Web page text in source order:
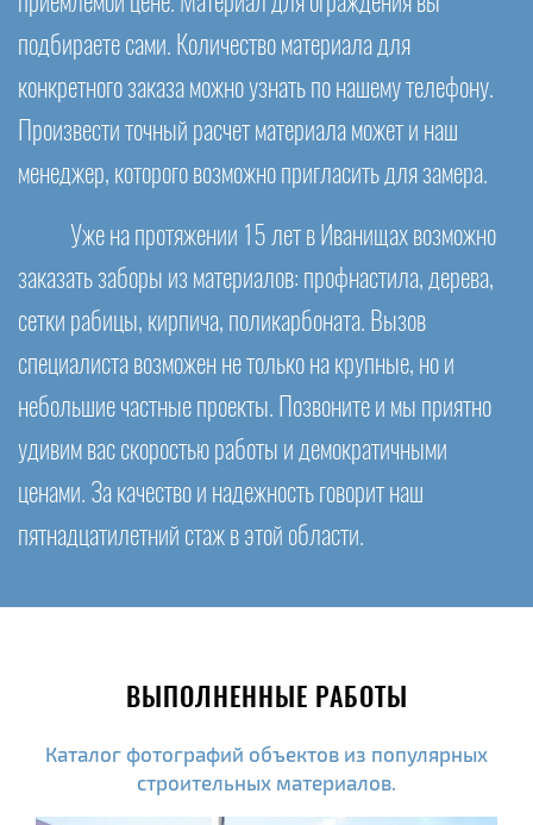
подбираете сами. Количество материала для
конкретного заказа можно узнать по нашему телефону.
Произвести точный расчет материала может и наш
менеджер, которого возможно пригласить для замера.
Уже на протяжении 15 лет в Иванищах возможно
заказать заборы из материалов: профнастила, дерева,
сетки рабицы, кирпича, поликарбоната. Вызов
специалиста возможен не только на крупные, но и
небольшие частные проекты. Позвоните и мы приятно
удивим вас скоростью работы и демократичными
ценами. За качество и надежность говорит наш
пятнадцатилетний стаж в этой области.
ВЫПОЛНЕННЫЕ РАБОТЫ
Каталог фотографий объектов из популярных
строительных материалов.